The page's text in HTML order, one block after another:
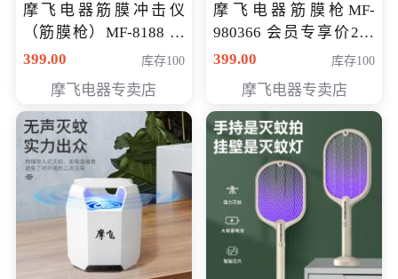
摩飞电器筋膜冲击仪
（筋膜枪）MF-8188 会
员专享价268元
399.00 库存100
摩飞电器专卖店
摩飞电器筋膜枪MF-
980366 会员专享价299
元
399.00 库存100
摩飞电器专卖店